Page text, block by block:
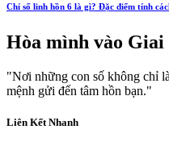
Chỉ số linh hồn 6 là gì? Đặc điểm tính
Hòa mình vào Giai
"Nơi những con số không chỉ
mệnh gửi đến tâm hồn bạn."
Liên Kết Nhanh